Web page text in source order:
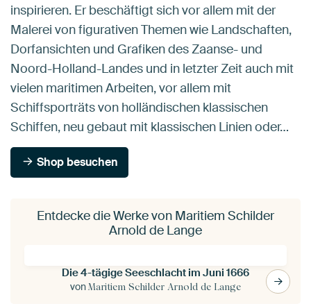
inspirieren. Er beschäftigt sich vor allem mit der
Malerei von figurativen Themen wie Landschaften,
Dorfansichten und Grafiken des Zaanse- und
Noord-Holland-Landes und in letzter Zeit auch mit
vielen maritimen Arbeiten, vor allem mit
Schiffsporträts von holländischen klassischen
Schiffen, neu gebaut mit klassischen Linien oder…
Shop besuchen
Entdecke die Werke von Maritiem Schilder
Arnold de Lange
Die 4-tägige Seeschlacht im Juni 1666
vonMaritiem Schilder Arnold de Lange